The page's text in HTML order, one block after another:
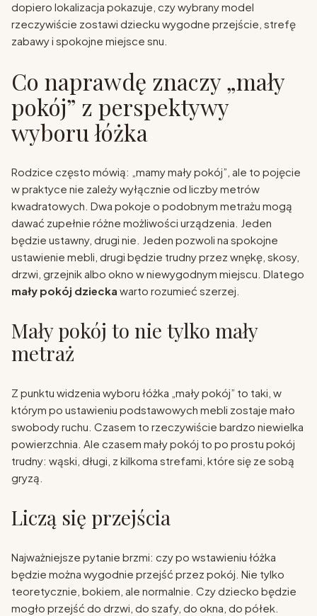
dopiero lokalizacja pokazuje, czy wybrany model
rzeczywiście zostawi dziecku wygodne przejście, strefę
zabawy i spokojne miejsce snu.
Co naprawdę znaczy „mały
pokój” z perspektywy
wyboru łóżka
Rodzice często mówią: „mamy mały pokój”, ale to pojęcie
w praktyce nie zależy wyłącznie od liczby metrów
kwadratowych. Dwa pokoje o podobnym metrażu mogą
dawać zupełnie różne możliwości urządzenia. Jeden
będzie ustawny, drugi nie. Jeden pozwoli na spokojne
ustawienie mebli, drugi będzie trudny przez wnękę, skosy,
drzwi, grzejnik albo okno w niewygodnym miejscu. Dlatego
mały pokój dziecka warto rozumieć szerzej.
Mały pokój to nie tylko mały
metraż
Z punktu widzenia wyboru łóżka „mały pokój” to taki, w
którym po ustawieniu podstawowych mebli zostaje mało
swobody ruchu. Czasem to rzeczywiście bardzo niewielka
powierzchnia. Ale czasem mały pokój to po prostu pokój
trudny: wąski, długi, z kilkoma strefami, które się ze sobą
gryzą.
Liczą się przejścia
Najważniejsze pytanie brzmi: czy po wstawieniu łóżka
będzie można wygodnie przejść przez pokój. Nie tylko
teoretycznie, bokiem, ale normalnie. Czy dziecko będzie
mogło przejść do drzwi, do szafy, do okna, do półek.